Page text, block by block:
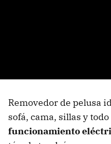
Removedor de pelusa
sofá, cama, sillas y
funcionamiento